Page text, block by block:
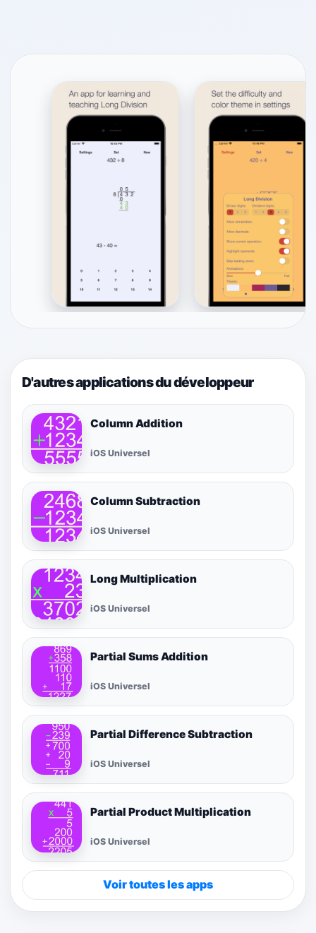
D'autres applications du développeur
Column Addition
iOS Universel
Column Subtraction
iOS Universel
Long Multiplication
iOS Universel
Partial Sums Addition
iOS Universel
Partial Difference Subtraction
iOS Universel
Partial Product Multiplication
iOS Universel
Voir toutes les apps